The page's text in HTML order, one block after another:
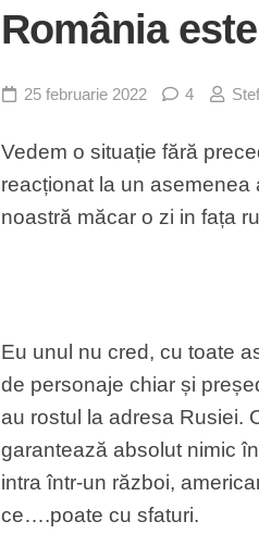
România
25 februarie 2022 4
Vedem o situație fără
reacționat la un
noastră măcar o zi in fața
Eu unul nu cred, cu toate
de personaje chiar și
au rostul la adresa Rusiei.
garantează absolut nimic
intra într-un război,
ce….poate cu sfaturi.